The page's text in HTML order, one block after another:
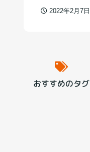
2022年2月7日
おすすめのタグ